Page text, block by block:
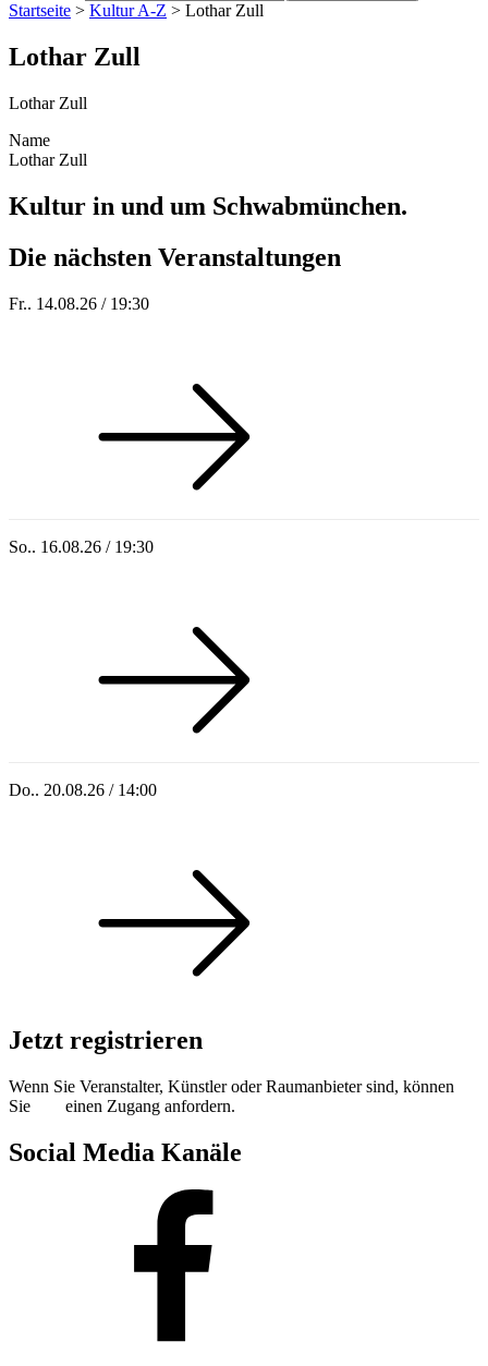
Startseite > Kultur A-Z > Lothar Zull
Lothar Zull
Lothar Zull
Name
Lothar Zull
Kultur in und um Schwabmünchen.
Die nächsten Veranstaltungen
Fr.. 14.08.26 / 19:30
So.. 16.08.26 / 19:30
Do.. 20.08.26 / 14:00
Jetzt registrieren
Wenn Sie Veranstalter, Künstler oder Raumanbieter sind, können
Sie
einen Zugang anfordern.
Social Media Kanäle